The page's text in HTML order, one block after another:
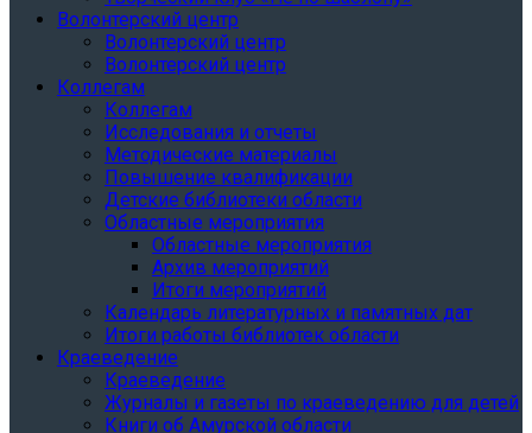
Волонтерский центр
Волонтерский центр
Волонтерский центр
Коллегам
Коллегам
Исследования и отчеты
Методические материалы
Повышение квалификации
Детские библиотеки области
Областные мероприятия
Областные мероприятия
Архив мероприятий
Итоги мероприятий
Календарь литературных и памятных дат
Итоги работы библиотек области
Краеведение
Краеведение
Журналы и газеты по краеведению для детей
Книги об Амурской области